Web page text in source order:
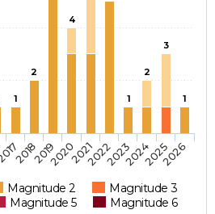
1
2
4
1
2
3
1
Magnitude 2
Magnitude 3
Magnitude 5 Magnitude 6
201820192020202120222023202420252026